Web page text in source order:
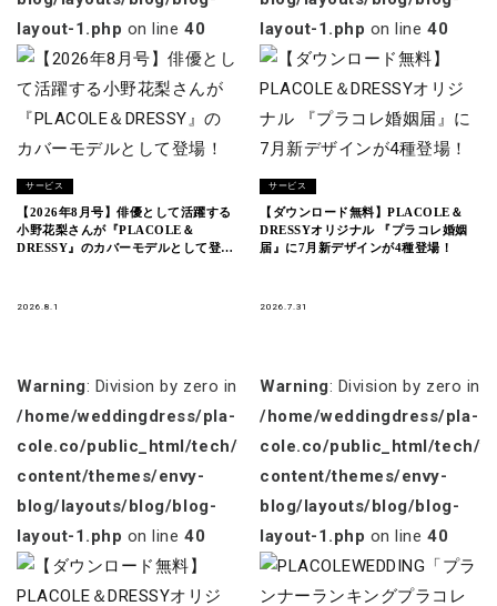
layout-1.php on line40
サービス
【2026年8月号】俳優として活躍する
小野花梨さんが『PLACOLE＆
DRESSY』のカバーモデルとして登
2026.8.1
layout-1.php on line40
サービス
【ダウンロード無料】PLACOLE＆
DRESSYオリジナル 『プラコレ婚姻
届』に7月新デザインが4種登場！
2026.7.31
Warning: Division by zero in
/home/weddingdress/pla-
cole.co/public_html/tech/wp-
content/themes/envy-
blog/layouts/blog/blog-
layout-1.php on line40
Warning: Division by zero in
/home/weddingdress/pla-
cole.co/public_html/tech/
content/themes/envy-
blog/layouts/blog/blog-
layout-1.php on line40